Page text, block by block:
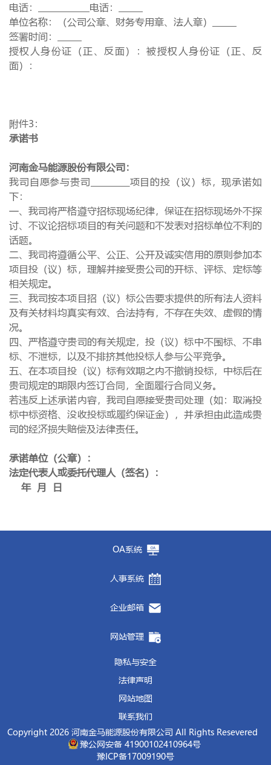
电话：
电话：
单位名称：（公司公章、财务专用章、法人章）
签署时间：
授权人身份证（正、反面）：被授权人身份证（正、反
面）：
附件3：
承诺书
河南金马能源股份有限公司：
我司自愿参与贵司
项目的投（议）标，现承诺如
下：
一、我司将严格遵守招标现场纪律，保证在招标现场外不探
讨、不议论招标项目的有关问题和不发表对招标单位不利的
话题。
二、我司将遵循公平、公正、公开及诚实信用的原则参加本
项目投（议）标，理解并接受贵公司的开标、评标、定标等
相关规定。
三、我司按本项目招（议）标公告要求提供的所有法人资料
及有关材料均真实有效、合法持有，不存在失效、虚假的情
况。
四、严格遵守贵司的有关规定，投（议）标中不围标、不串
标、不泄标，以及不排挤其他投标人参与公平竞争。
五、在本项目投（议）标有效期之内不撤销投标，中标后在
贵司规定的期限内签订合同，全面履行合同义务。
若违反上述承诺内容，我司自愿接受贵司处理（如：取消投
标中标资格、没收投标或履约保证金），并承担由此造成贵
司的经济损失赔偿及法律责任。
承诺单位（公章）：
法定代表人或委托代理人（签名）：
年 月 日
OA系统
人事系统
企业邮箱
网站管理
隐私与安全
法律声明
网站地图
联系我们
Copyright 2026 河南金马能源股份有限公司 All Rights Resevered
豫公网安备 41900102410964号
豫ICP备17009190号